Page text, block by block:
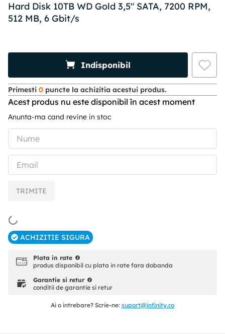
Hard Disk 10TB WD Gold 3,5" SATA, 7200 RPM,
512 MB, 6 Gbit/s
Indisponibil
Primesti 0 puncte la achizitia acestui produs.
Acest produs nu este disponibil în acest moment
Anunta-ma cand revine in stoc
TRIMITE
ACHIZITIE SIGURA
Plata in rate
produs disponibil cu plata in rate fara dobanda
Garantie si retur
conditii de garantie si retur
Ai o intrebare? Scrie-ne: suport@infinity.ro